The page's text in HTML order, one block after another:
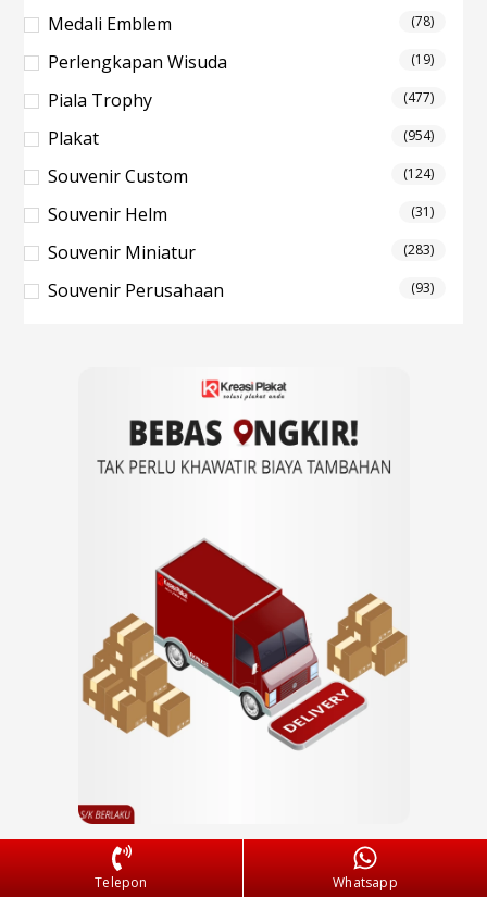
Medali Emblem (78)
Perlengkapan Wisuda (19)
Piala Trophy (477)
Plakat (954)
Souvenir Custom (124)
Souvenir Helm (31)
Souvenir Miniatur (283)
Souvenir Perusahaan (93)
Telepon Whatsapp